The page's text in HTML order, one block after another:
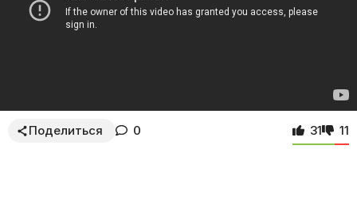
Поделиться 0 31 11